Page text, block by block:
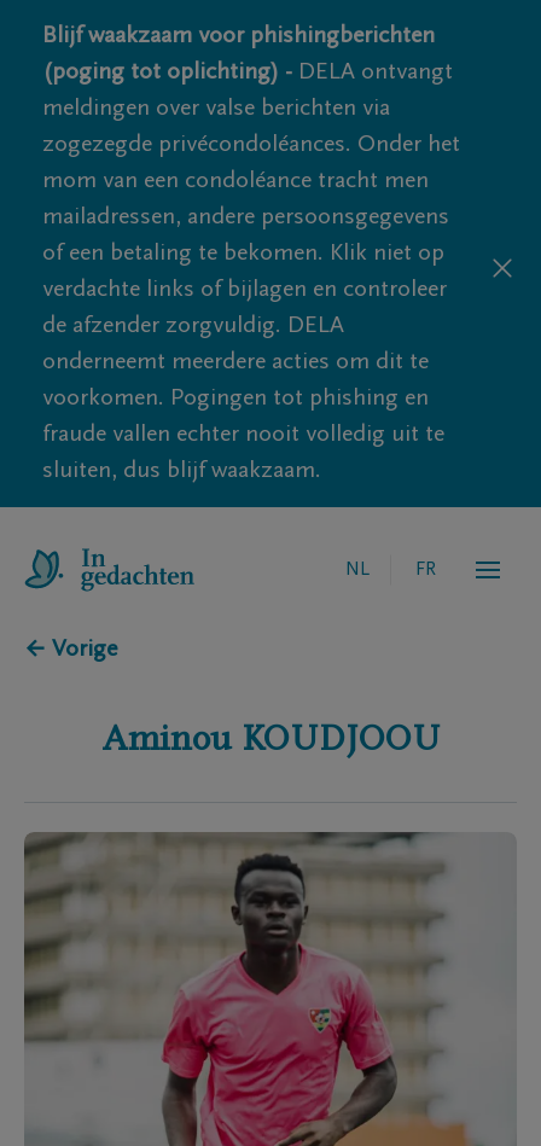
Blijf waakzaam voor phishingberichten
(poging tot oplichting) - DELA ontvangt
meldingen over valse berichten via
zogezegde privécondoléances. Onder het
mom van een condoléance tracht men
mailadressen, andere persoonsgegevens
of een betaling te bekomen. Klik niet op
verdachte links of bijlagen en controleer
de afzender zorgvuldig. DELA
onderneemt meerdere acties om dit te
voorkomen. Pogingen tot phishing en
fraude vallen echter nooit volledig uit te
sluiten, dus blijf waakzaam.
NL FR
← Vorige
Aminou KOUDJOOU